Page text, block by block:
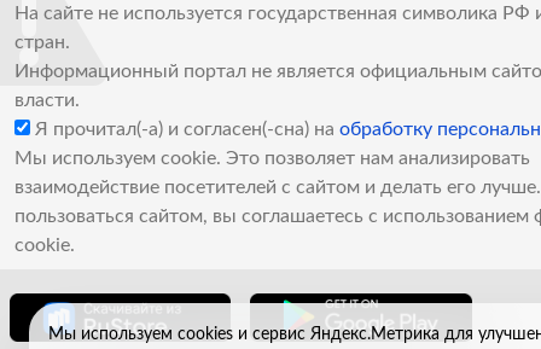
На сайте не используется государственная символика РФ
стран.
Информационный портал не является официальным
власти.
Я прочитал(-а) и согласен(-сна) на обработку
Мы используем cookie. Это позволяет нам анализировать
взаимодействие посетителей с сайтом и делать его
пользоваться сайтом, вы соглашаетесь с использованием
cookie.
Мы используем cookies и сервис Яндекс.Метрика для